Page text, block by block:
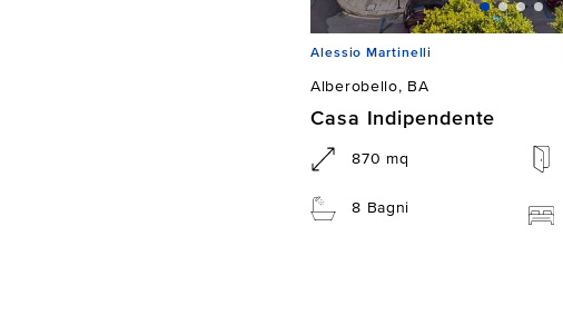
Alessio Martinelli
Alberobello, BA
Casa Indipendente
870 mq
8 Bagni